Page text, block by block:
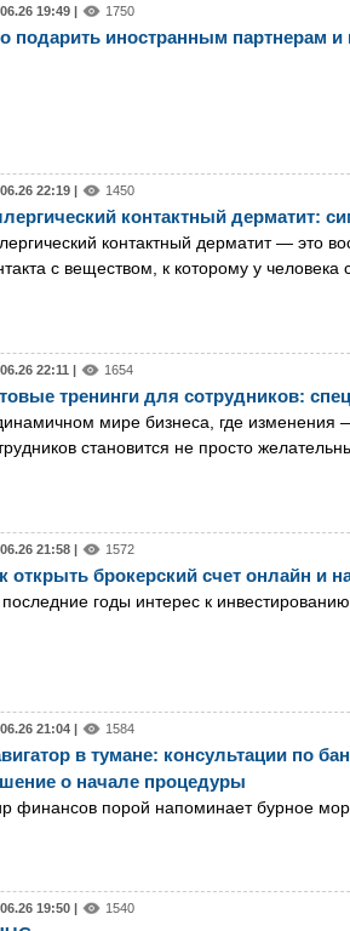
19:49 | 1750
подарить иностранным партнерам и
22:19 | 1450
контактный дерматит:
контактный дерматит — это
с веществом, к которому у
22:11 | 1654
тренинги для сотрудников:
мире бизнеса, где изменения
становится не просто
21:58 | 1572
открыть брокерский счет онлайн и
годы интерес к
21:04 | 1584
в тумане: консультации по
о начале процедуры
финансов порой напоминает бурное
19:50 | 1540